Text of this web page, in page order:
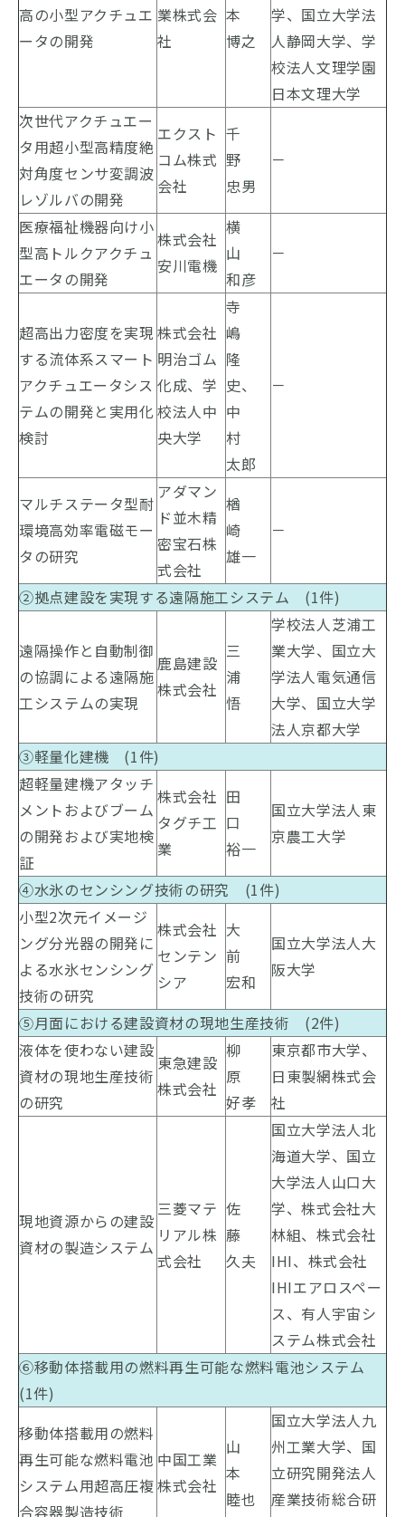
高の小型アクチュエ
ータの開発
業株式会
社
本
博之
学、国立大学法
人静岡大学、学
校法人文理学園
日本文理大学
次世代アクチュエー
タ用超小型高精度絶
対角度センサ変調波
レゾルバの開発
エクスト
コム株式
会社
千
野
忠男
－
医療福祉機器向け小
型高トルクアクチュ
エータの開発
株式会社
安川電機
横
山
和彦
－
超高出力密度を実現
する流体系スマート
アクチュエータシス
テムの開発と実用化
検討
株式会社
明治ゴム
化成、学
校法人中
央大学
寺
嶋
隆
史、
中
村
太郎
－
マルチステータ型耐
環境高効率電磁モー
タの研究
アダマン
ド並木精
密宝石株
式会社
楢
崎
雄一
－
②拠点建設を実現する遠隔施工システム (1件)
遠隔操作と自動制御
の協調による遠隔施
工システムの実現
鹿島建設
株式会社
三
浦
悟
学校法人芝浦工
業大学、国立大
学法人電気通信
大学、国立大学
法人京都大学
③軽量化建機 (1件)
超軽量建機アタッチ
メントおよびブーム
の開発および実地検
証
株式会社
タグチ工
業
田
口
裕一
国立大学法人東
京農工大学
④水氷のセンシング技術の研究 (1件)
小型2次元イメージ
ング分光器の開発に
よる水氷センシング
技術の研究
株式会社
センテン
シア
大
前
宏和
国立大学法人大
阪大学
⑤月面における建設資材の現地生産技術 (2件)
液体を使わない建設
資材の現地生産技術
の研究
東急建設
株式会社
柳
原
好孝
東京都市大学、
日東製網株式会
社
現地資源からの建設
資材の製造システム
三菱マテ
リアル株
式会社
佐
藤
久夫
国立大学法人北
海道大学、国立
大学法人山口大
学、株式会社大
林組、株式会社
IHI、株式会社
IHIエアロスペー
ス、有人宇宙シ
ステム株式会社
⑥移動体搭載用の燃料再生可能な燃料電池システム
(1件)
移動体搭載用の燃料
再生可能な燃料電池
システム用超高圧複
合容器製造技術
中国工業
株式会社
山
本
睦也
国立大学法人九
州工業大学、国
立研究開発法人
産業技術総合研